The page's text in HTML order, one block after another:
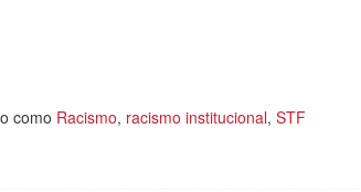
como Racismo, racismo institucional, STF